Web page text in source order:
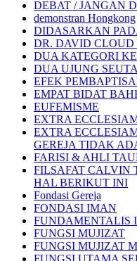
DEBAT / JANGAN
demonstran Hongkong
DIDASARKAN
DR. DAVID CLOUD
DUA KATEGORI
DUA UJUNG
EFEK
EMPAT BIDAT
EUFEMISME
EXTRA
EXTRA
GEREJA TIDAK
FARISI & AHLI
FILSAFAT CALVIN
HAL BERIKUT INI
Fondasi Gereja
FONDASI IMAN
FUNDAMENTALIS
FUNGSI MUJIZAT
FUNGSI MUJIZAT
FUNGSI UTAMA